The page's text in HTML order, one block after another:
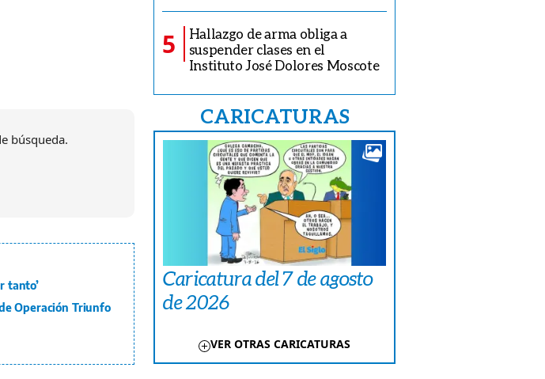
búsqueda.
tanto’
Operación Triunfo
5
Hallazgo de arma obliga a
suspender clases en el
Instituto José Dolores Moscote
CARICATURAS
Caricatura del 7 de agosto
de 2026
VER OTRAS CARICATURAS